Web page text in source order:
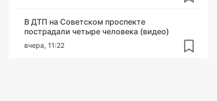
В ДТП на Советском проспекте
пострадали четыре человека (видео)
вчера, 11:22